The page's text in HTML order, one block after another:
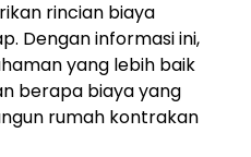
rincian biaya
Dengan informasi ini,
yang lebih baik
berapa biaya yang
rumah kontrakan